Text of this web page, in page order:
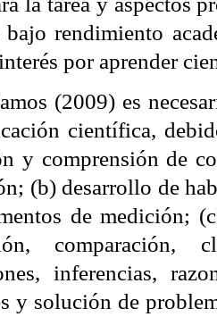
bajo rendimiento
por aprender
(2009) es
científica,
y comprensión de
(b) desarrollo de
de medición;
comparación,
inferencias,
y solución de